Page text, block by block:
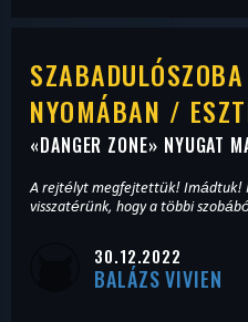
NYOMÁBAN /
«DANGER ZONE» NYUGAT
A rejtélyt megfejtettük! Imádtuk!
visszatérünk, hogy a többi
30.12.2022
BALÁZS VIVIEN